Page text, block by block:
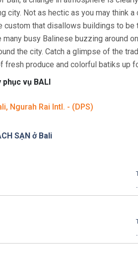
city. Not as hectic as you may think
custom that disallows buildings to
many busy Balinese buzzing around
the city. Catch a glimpse of the
fresh produce and colorful batiks up
phục vụ BALI
Ngurah Rai Intl. - (DPS)
SẠN ở Bali